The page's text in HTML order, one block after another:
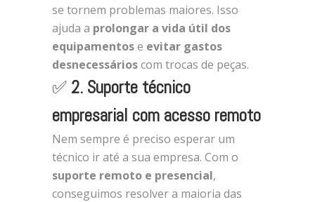
se tornem problemas maiores. Isso
ajuda a prolongar a vida útil dos
equipamentose evitar gastos
desnecessárioscom trocas de peças.
✅ 2. Suporte técnico
empresarial com acesso remoto
Nem sempre é preciso esperar um
técnico ir até a sua empresa. Com o
suporte remoto e presencial,
conseguimos resolver a maioria das